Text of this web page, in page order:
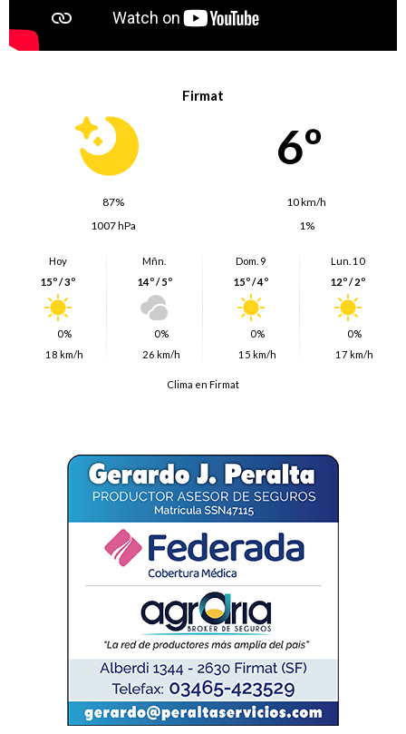
Firmat
6º
87%
10 km/h
1007 hPa
1%
Hoy
15º / 3º
0%
18 km/h
Mñn.
14º / 5º
0%
26 km/h
Dom. 9
15º / 4º
0%
15 km/h
Lun. 10
12º / 2º
0%
17 km/h
Clima en Firmat